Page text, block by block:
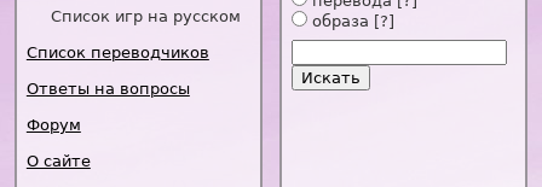
Список игр на русском
Список переводчиков
Ответы на вопросы
Форум
О сайте
образа [?]